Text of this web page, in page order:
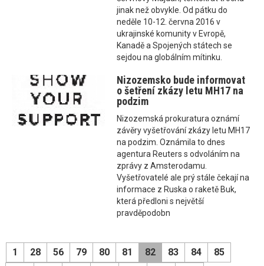
jinak než obvykle. Od pátku do
neděle 10-12. června 2016 v
ukrajinské komunity v Evropě,
Kanadě a Spojených státech se
sejdou na globálním mítinku.
Nizozemsko bude informovat
o šetření zkázy letu MH17 na
podzim
Nizozemská prokuratura oznámí
závěry vyšetřování zkázy letu MH17
na podzim. Oznámila to dnes
agentura Reuters s odvoláním na
zprávy z Amsterodamu.
Vyšetřovatelé ale prý stále čekají na
informace z Ruska o raketě Buk,
která předloni s největší
pravděpodobn
1 28 56 79 80 81 82 83 84
85